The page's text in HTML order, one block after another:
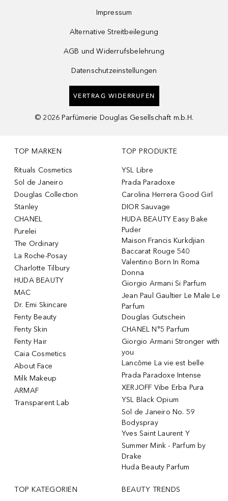
Impressum
Alternative Streitbeilegung
AGB und Widerrufsbelehrung
Datenschutzeinstellungen
VERTRAG WIDERRUFEN
© 2026 Parfümerie Douglas Gesellschaft m.b.H.
TOP MARKEN
Rituals Cosmetics
Sol de Janeiro
Douglas Collection
Stanley
CHANEL
Purelei
The Ordinary
La Roche-Posay
Charlotte Tilbury
HUDA BEAUTY
MAC
Dr. Emi Skincare
Fenty Beauty
Fenty Skin
Fenty Hair
Caia Cosmetics
About Face
Milk Makeup
ARMAF
Transparent Lab
TOP PRODUKTE
YSL Libre
Prada Paradoxe
Carolina Herrera Good Girl
DIOR Sauvage
HUDA BEAUTY Easy Bake
Puder
Maison Francis Kurkdjian
Baccarat Rouge 540
Valentino Born In Roma
Donna
Giorgio Armani Si Parfum
Jean Paul Gaultier Le Male Le
Parfum
Douglas Gutschein
CHANEL N°5 Parfum
Giorgio Armani Stronger with
you
Lancôme La vie est belle
Prada Paradoxe Intense
XERJOFF Vibe Erba Pura
YSL Black Opium
Sol de Janeiro No. 59
Bodyspray
Yves Saint Laurent Y
Summer Mink - Parfum by
Drake
Huda Beauty Parfum
TOP KATEGORIEN BEAUTY TRENDS